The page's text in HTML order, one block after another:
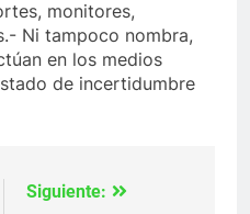
monitores,
Ni tampoco nombra,
en los medios
de incertidumbre
Siguiente: